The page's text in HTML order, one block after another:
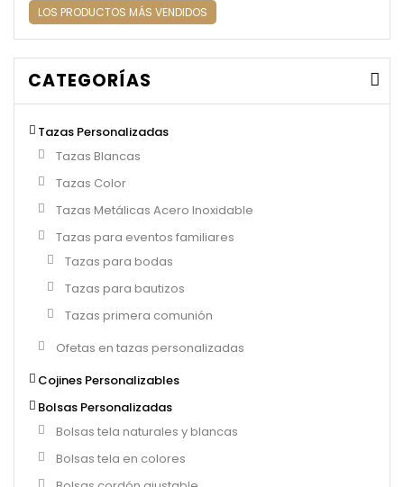
LOS PRODUCTOS MÁS VENDIDOS
CATEGORÍAS
Tazas Personalizadas
Tazas Blancas
Tazas Color
Tazas Metálicas Acero Inoxidable
Tazas para eventos familiares
Tazas para bodas
Tazas para bautizos
Tazas primera comunión
Ofetas en tazas personalizadas
Cojines Personalizables
Bolsas Personalizadas
Bolsas tela naturales y blancas
Bolsas tela en colores